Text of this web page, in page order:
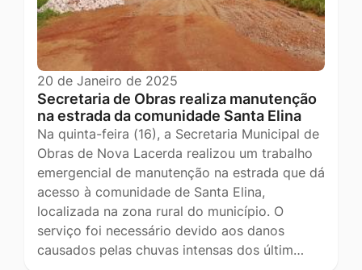
20 de Janeiro de 2025
Secretaria de Obras realiza manutenção
na estrada da comunidade Santa Elina
Na quinta-feira (16), a Secretaria Municipal de
Obras de Nova Lacerda realizou um trabalho
emergencial de manutenção na estrada que dá
acesso à comunidade de Santa Elina,
localizada na zona rural do município. O
serviço foi necessário devido aos danos
causados pelas chuvas intensas dos últim…